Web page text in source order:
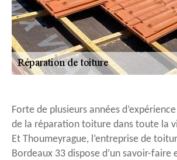
Forte de plusieurs années
de la réparation toiture dans toute la
Et Thoumeyrague, l’entreprise de
Bordeaux 33 dispose d’un savoir-